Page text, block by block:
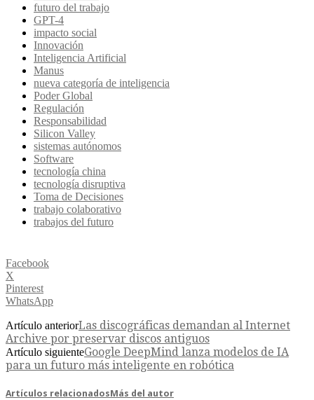
futuro del trabajo
GPT-4
impacto social
Innovación
Inteligencia Artificial
Manus
nueva categoría de inteligencia
Poder Global
Regulación
Responsabilidad
Silicon Valley
sistemas autónomos
Software
tecnología china
tecnología disruptiva
Toma de Decisiones
trabajo colaborativo
trabajos del futuro
Facebook
X
Pinterest
WhatsApp
Artículo anteriorLas discográficas demandan al Internet
Archive por preservar discos antiguos
Artículo siguienteGoogle DeepMind lanza modelos de IA
para un futuro más inteligente en robótica
Artículos relacionadosMás del autor